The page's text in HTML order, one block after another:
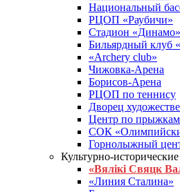
Национальный
РЦОП «Раубичи»
Стадион «Динамо»
Бильярдный клуб
«Archery club»
Чижовка-Арена
Борисов-Арена
РЦОП по теннису
Дворец
Центр по прыжкам
СОК
Горнолыжный
Культурно-
«Вялікі Свяцк
«Линия Сталина»